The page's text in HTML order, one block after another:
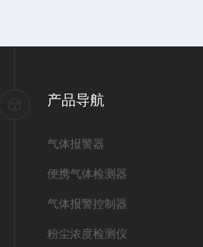
产品导航
气体报警器
便携气体检测器
气体报警控制器
粉尘浓度检测仪